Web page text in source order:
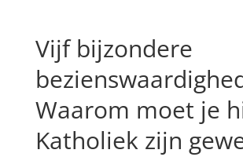
Vijf bijzondere
Waarom moet je
Katholiek zijn